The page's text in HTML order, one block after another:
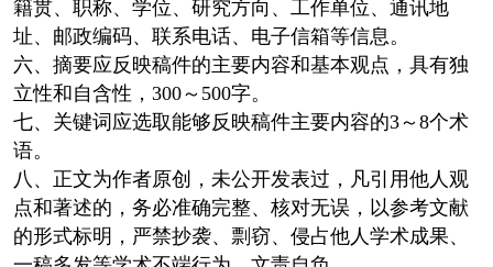
籍贯、职称、学位、研究方向、工作单位、通讯地
址、邮政编码、联系电话、电子信箱等信息。
六、摘要应反映稿件的主要内容和基本观点，具有独
立性和自含性，300～500字。
七、关键词应选取能够反映稿件主要内容的3～8个术
语。
八、正文为作者原创，未公开发表过，凡引用他人观
点和著述的，务必准确完整、核对无误，以参考文献
的形式标明，严禁抄袭、剽窃、侵占他人学术成果、